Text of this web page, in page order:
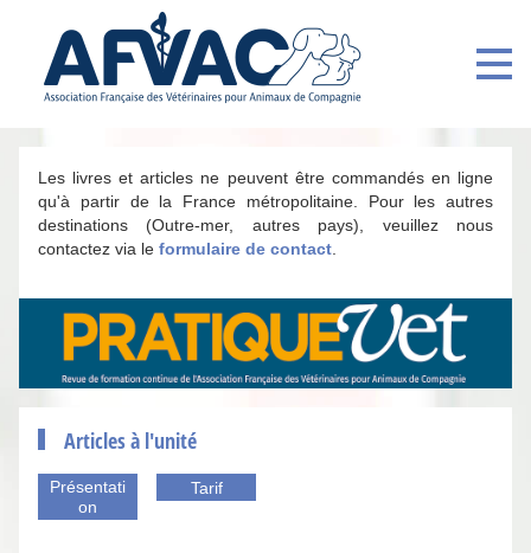
Les livres et articles ne peuvent être commandés en ligne
qu'à partir de la France métropolitaine. Pour les autres
destinations (Outre-mer, autres pays), veuillez nous
contactez via le formulaire de contact
Articles à l'unité
Présentati
on
Tarif